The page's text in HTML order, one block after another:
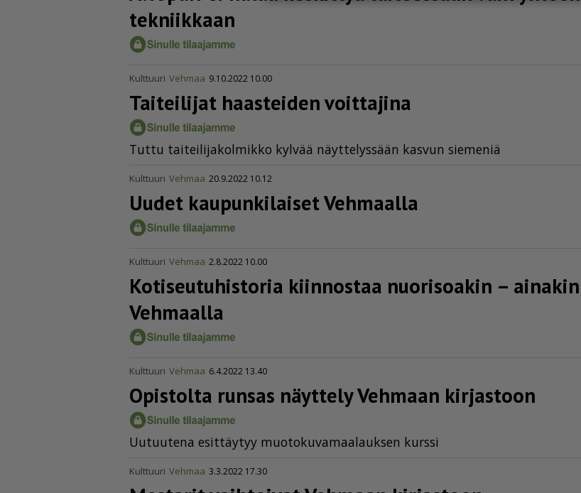
tekniikkaan
Kulttuuri Vehmaa 9.10.2022 10.00
Taiteilijat haasteiden voittajina
Tut­tu tai­tei­li­ja­kol­mik­ko kyl­vää näyt­te­lys­sään kas­vun sie­me­niä
Kulttuuri Vehmaa 20.9.2022 10.12
Uudet kaupunkilaiset Vehmaalla
Kulttuuri Vehmaa 2.8.2022 10.00
Kotiseu­tu­his­toria kiinnostaa nuorisoakin – ainakin
Vehmaalla
Kulttuuri Vehmaa 6.4.2022 13.40
Opistolta runsas näyttely Vehmaan kirjastoon
Uu­tuu­te­na esit­täy­tyy muo­to­ku­va­maa­lauk­sen kurs­si
Kulttuuri Vehmaa 3.3.2022 17.30